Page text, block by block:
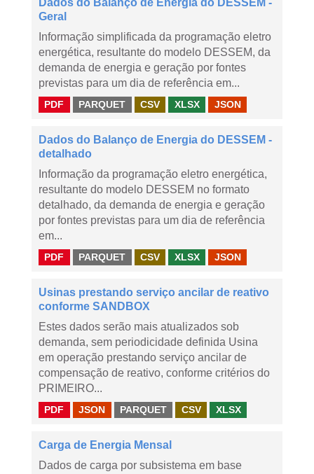
Dados do Balanço de Energia do DESSEM -
Geral
Informação simplificada da programação eletro
energética, resultante do modelo DESSEM, da
demanda de energia e geração por fontes
previstas para um dia de referência em...
PDF PARQUET CSV XLSX JSON
Dados do Balanço de Energia do DESSEM -
detalhado
Informação da programação eletro energética,
resultante do modelo DESSEM no formato
detalhado, da demanda de energia e geração
por fontes previstas para um dia de referência
em...
PDF PARQUET CSV XLSX JSON
Usinas prestando serviço ancilar de reativo
conforme SANDBOX
Estes dados serão mais atualizados sob
demanda, sem periodicidade definida Usina
em operação prestando serviço ancilar de
compensação de reativo, conforme critérios do
PRIMEIRO...
PDF JSON PARQUET CSV XLSX
Carga de Energia Mensal
Dados de carga por subsistema em base